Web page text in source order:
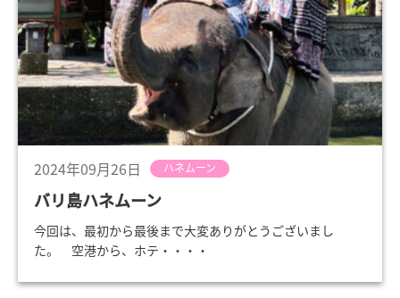
2024年09月26日 ハネムーン
バリ島ハネムーン
今回は、最初から最後まで大変ありがとうございまし
た。 空港から、ホテ・・・・